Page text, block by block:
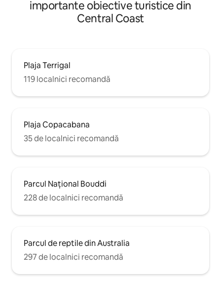
importante obiective turistice din
Central Coast
Plaja Terrigal
119 localnici recomandă
Plaja Copacabana
35 de localnici recomandă
Parcul Național Bouddi
228 de localnici recomandă
Parcul de reptile din Australia
297 de localnici recomandă